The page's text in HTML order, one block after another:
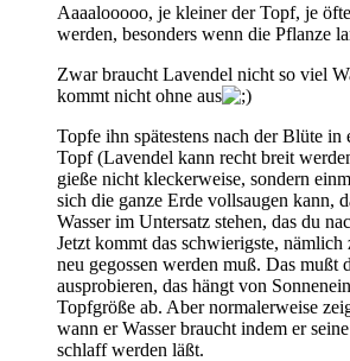
Aaaalooooo, je kleiner der Topf, je
werden, besonders wenn die Pflanze
Zwar braucht Lavendel nicht so viel
kommt nicht ohne aus
Topfe ihn spätestens nach der Blüte in
Topf (Lavendel kann recht breit
gieße nicht kleckerweise, sondern
sich die ganze Erde vollsaugen kann,
Wasser im Untersatz stehen, das du
Jetzt kommt das schwierigste, nämlich
neu gegossen werden muß. Das mußt
ausprobieren, das hängt von
Topfgröße ab. Aber normalerweise
wann er Wasser braucht indem er
schlaff werden läßt.